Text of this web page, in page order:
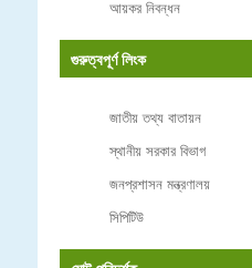
আয়কর নিবন্ধন
গুরুত্বপূর্ণ লিংক
জাতীয় তথ্য বাতায়ন
স্থানীয় সরকার বিভাগ
জনপ্রশাসন মন্ত্রণালয়
সিপিটিউ